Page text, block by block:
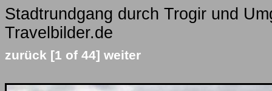
Stadtrundgang durch Trogir und
Travelbilder.de
zurück [1 of 44] weiter